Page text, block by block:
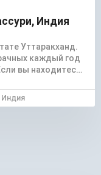
Индия
Уттаракханд.
каждый год
вы находитесь
половинкой
городок.
Индия